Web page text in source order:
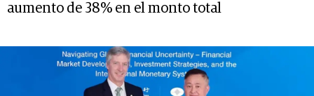
aumento de 38% en el monto total